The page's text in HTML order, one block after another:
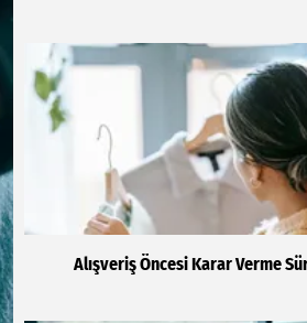
Alışveriş Öncesi Karar Verme